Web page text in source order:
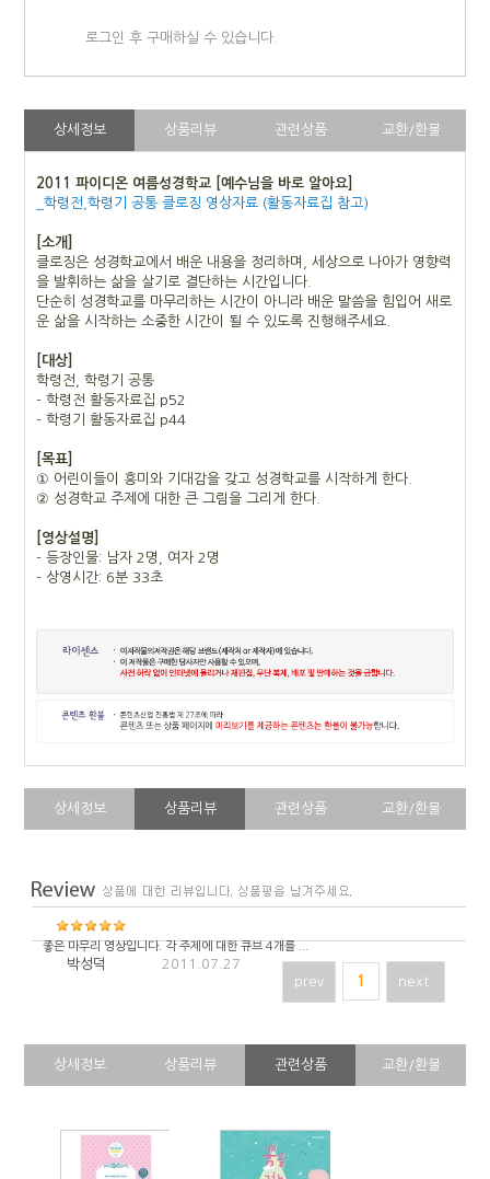
로그인 후 구매하실 수 있습니다.
상세정보 상품리뷰 관련상품 교환/환불
2011 파이디온 여름성경학교 [예수님을 바로 알아요]
_학령전,학령기 공통 클로징 영상자료 (활동자료집 참고)
[소개]
클로징은 성경학교에서 배운 내용을 정리하며, 세상으로 나아가 영향력
을 발휘하는 삶을 살기로 결단하는 시간입니다.
단순히 성경학교를 마무리하는 시간이 아니라 배운 말씀을 힘입어 새로
운 삶을 시작하는 소중한 시간이 될 수 있도록 진행해주세요.
[대상]
학령전, 학령기 공통
- 학령전 활동자료집 p52
- 학령기 활동자료집 p44
[목표]
① 어린이들이 흥미와 기대감을 갖고 성경학교를 시작하게 한다.
② 성경학교 주제에 대한 큰 그림을 그리게 한다.
[영상설명]
- 등장인물: 남자 2명, 여자 2명
- 상영시간: 6분 33초
상세정보 상품리뷰 관련상품 교환/환불
좋은 마무리 영상입니다. 각 주제에 대한 큐브 4개를 ...
박성덕
2011.07.27
prev
1 next
상세정보 상품리뷰 관련상품 교환/환불